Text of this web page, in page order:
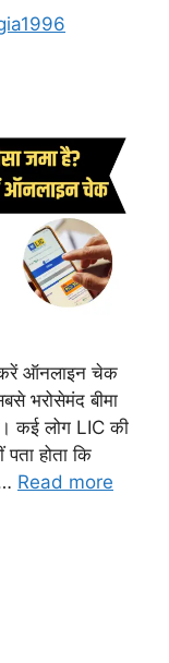
करें ऑनलाइन चेक
भरोसेमंद बीमा
कई लोग LIC की
होता कि
Read more